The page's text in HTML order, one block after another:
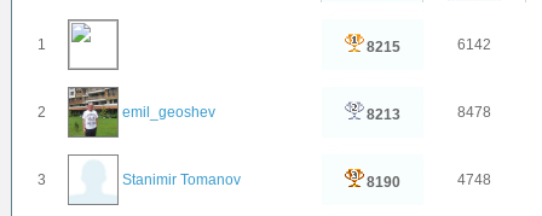
1 8215 6142
2 emil_geoshev 8213 8478
3 Stanimir Tomanov 8190 4748